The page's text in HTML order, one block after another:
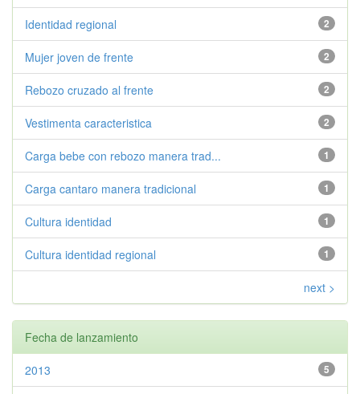
2
Identidad regional
2
Mujer joven de frente
2
Rebozo cruzado al frente
2
Vestimenta caracteristica
1
Carga bebe con rebozo manera trad...
1
Carga cantaro manera tradicional
1
Cultura identidad
1
Cultura identidad regional
next >
Fecha de lanzamiento
5
2013